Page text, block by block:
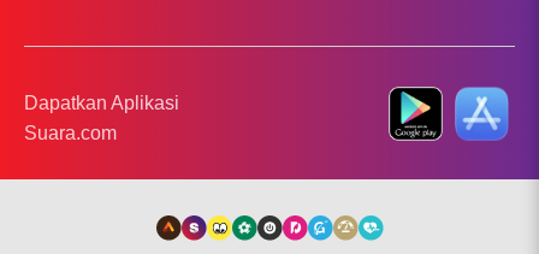
Dapatkan Aplikasi
Suara.com